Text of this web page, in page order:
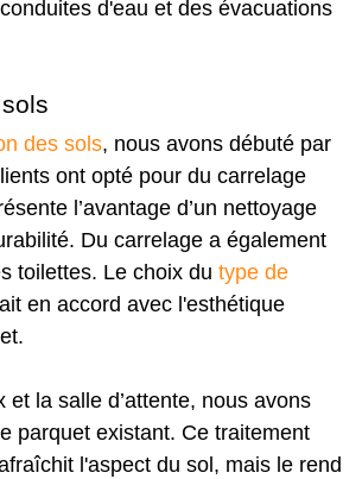
d'eau et des évacuations
des sols, nous avons débuté par
ont opté pour du carrelage
l’avantage d’un nettoyage
Du carrelage a également
toilettes. Le choix du type de
en accord avec l'esthétique
et la salle d’attente, nous avons
parquet existant. Ce traitement
l'aspect du sol, mais le rend